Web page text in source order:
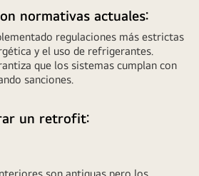
normativas actuales:
regulaciones más estrictas
y el uso de refrigerantes.
que los sistemas cumplan con
sanciones.
un retrofit: